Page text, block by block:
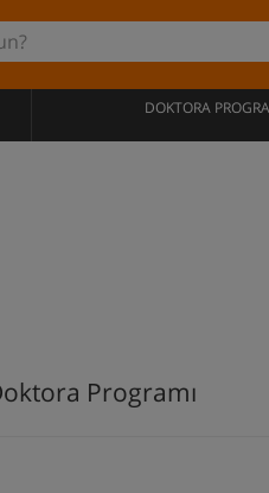
DOKTORA
Programı